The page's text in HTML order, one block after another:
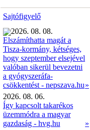
Sajtófigyelő
2026. 08. 08.
Elszámíthatta magát a
Tisza-kormány, kétséges,
hogy szeptember elsejével
valóban sikerül bevezetni
a gyógyszeráfa-
csökkentést - nepszava.hu»
2026. 08. 06.
Így kapcsolt takarékos
üzemmódra a magyar
gazdaság - hvg.hu
»